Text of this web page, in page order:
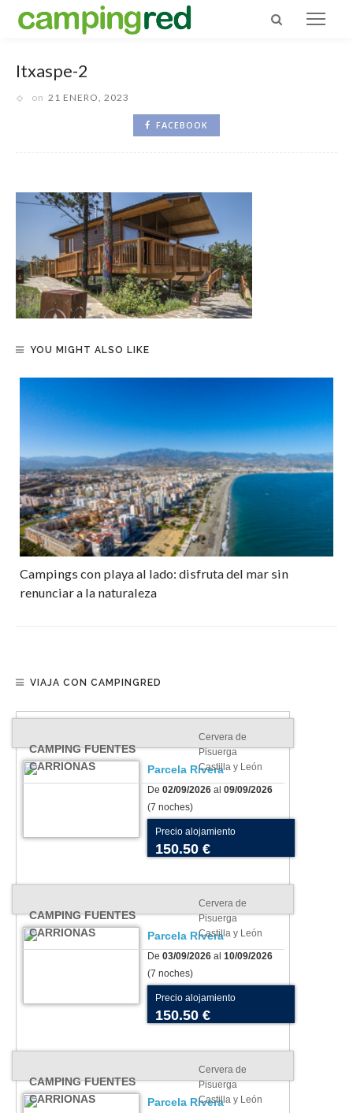
Itxaspe-2
on 21 ENERO, 2023
FACEBOOK
YOU MIGHT ALSO LIKE
Campings con playa al lado: disfruta del mar sin
renunciar a la naturaleza
VIAJA CON CAMPINGRED
CAMPING FUENTES
CARRIONAS
Cervera de
Pisuerga
Castilla y León
Parcela Rivera
De 02/09/2026 al 09/09/2026
(7 noches)
Precio alojamiento
150.50 €
CAMPING FUENTES
CARRIONAS
Cervera de
Pisuerga
Castilla y León
Parcela Rivera
De 03/09/2026 al 10/09/2026
(7 noches)
Precio alojamiento
150.50 €
CAMPING FUENTES
CARRIONAS
Cervera de
Pisuerga
Castilla y León
Parcela Rivera